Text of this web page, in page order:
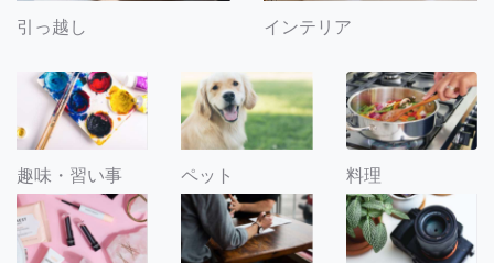
引っ越し インテリア
趣味・習い事 ペット 料理